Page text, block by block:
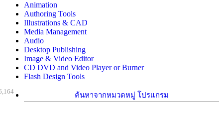
Animation
Authoring Tools
Illustrations & CAD
Media Management
Audio
Desktop Publishing
Image & Video Editor
CD DVD and Video Player or Burner
Flash Design Tools
ค้นหาจากหมวดหมู่ โปรแกรม